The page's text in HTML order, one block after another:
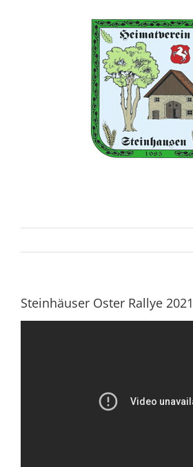
Steinhäuser Oster Rallye 2021